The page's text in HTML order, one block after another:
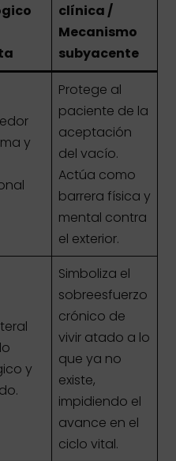
clínica /
Mecanismo
subyacente
y
Protege al
paciente de la
aceptación
del vacío.
Actúa como
barrera física y
mental contra
el exterior.
y
Simboliza el
sobreesfuerzo
crónico de
vivir atado a lo
que ya no
existe,
impidiendo el
avance en el
ciclo vital.